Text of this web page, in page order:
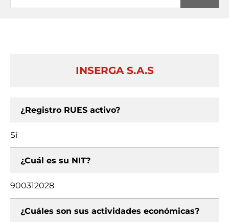
INSERGA S.A.S
¿Registro RUES activo?
Si
¿Cuál es su NIT?
900312028
¿Cuáles son sus actividades económicas?